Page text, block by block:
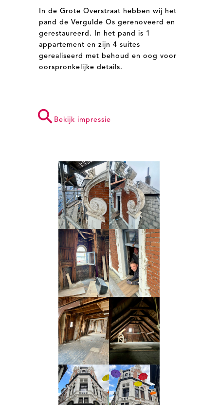
In de Grote Overstraat hebben wij het
pand de Vergulde Os gerenoveerd en
gerestaureerd. In het pand is 1
appartement en zijn 4 suites
gerealiseerd met behoud en oog voor
oorspronkelijke details.
⚲Bekijk impressie